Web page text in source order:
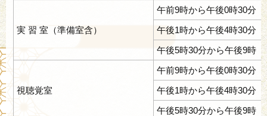
実 習 室（準備室含）
午前9時から午後0時30分
午後1時から午後4時30分
午後5時30分から午後9時
視聴覚室
午前9時から午後0時30分
午後1時から午後4時30分
午後5時30分から午後9時